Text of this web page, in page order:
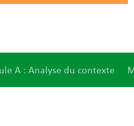
A : Analyse du contexte